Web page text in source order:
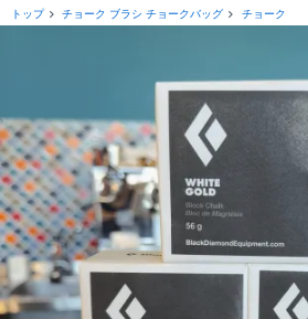
トップ チョーク ブラシ チョークバッグ チョーク